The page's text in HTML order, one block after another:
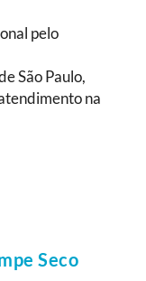
pelo
São Paulo,
na
Seco